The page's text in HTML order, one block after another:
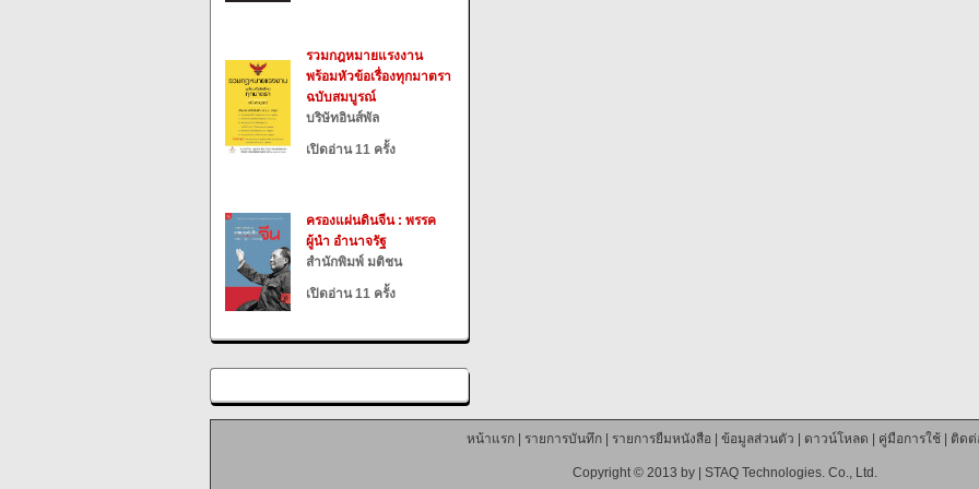
รวมกฎหมายแรงงาน
พร้อมหัวข้อเรื่องทุกมาตรา
ฉบับสมบูรณ์
บริษัทอินส์พัล
เปิดอ่าน 11 ครั้ง
ครองแผ่นดินจีน : พรรค
ผู้นำ อำนาจรัฐ
สำนักพิมพ์ มติชน
เปิดอ่าน 11 ครั้ง
หน้าแรก| รายการบันทึก| รายการยืมหนังสือ ข้อมูลส่วนตัว ดาวน์โหลด คู่มือการใช้| ติดต่
Copyright © 2013 by | STAQ Technologies. Co., Ltd.